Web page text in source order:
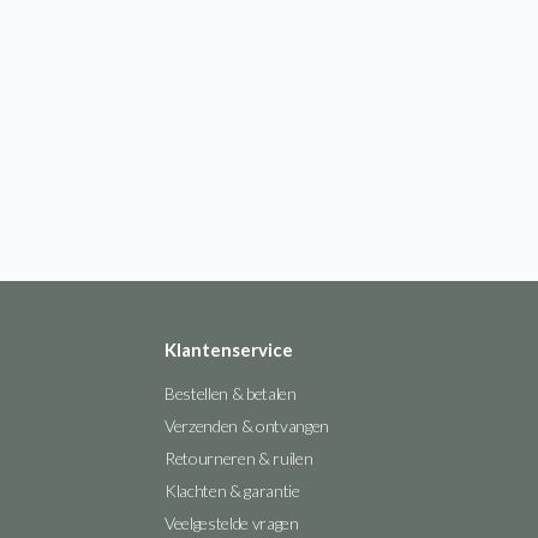
Klantenservice
Bestellen & betalen
Verzenden & ontvangen
Retourneren & ruilen
Klachten & garantie
Veelgestelde vragen